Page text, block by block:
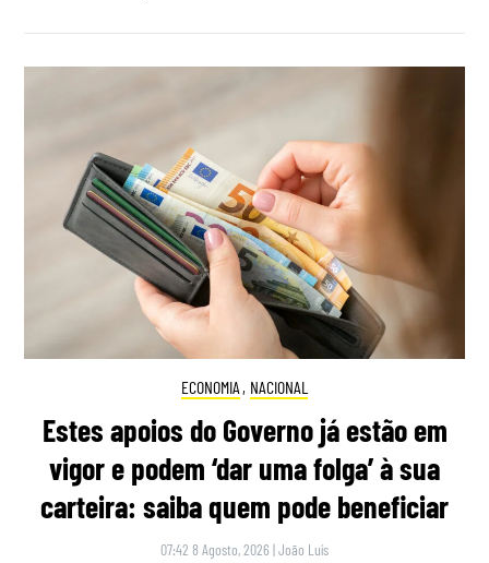
ECONOMIA , NACIONAL
Estes apoios do Governo já estão em
vigor e podem ‘dar uma folga’ à sua
carteira: saiba quem pode beneficiar
07:42 8 Agosto, 2026 |João Luís